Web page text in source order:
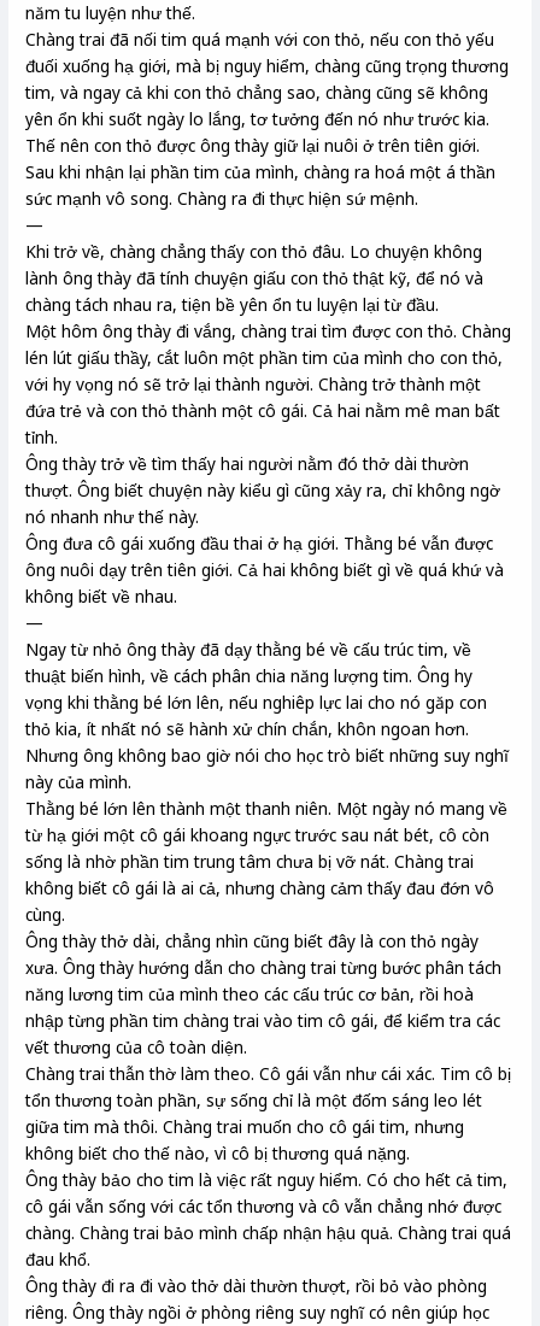
năm tu luyện như thế.
Chàng trai đã nối tim quá mạnh với con thỏ, nếu con thỏ yếu
đuối xuống hạ giới, mà bị nguy hiểm, chàng cũng trọng thương
tim, và ngay cả khi con thỏ chẳng sao, chàng cũng sẽ không
yên ổn khi suốt ngày lo lắng, tơ tưởng đến nó như trước kia.
Thế nên con thỏ được ông thày giữ lại nuôi ở trên tiên giới.
Sau khi nhận lại phần tim của mình, chàng ra hoá một á thần
sức mạnh vô song. Chàng ra đi thực hiện sứ mệnh.
—
Khi trở về, chàng chẳng thấy con thỏ đâu. Lo chuyện không
lành ông thày đã tính chuyện giấu con thỏ thật kỹ, để nó và
chàng tách nhau ra, tiện bề yên ổn tu luyện lại từ đầu.
Một hôm ông thày đi vắng, chàng trai tìm được con thỏ. Chàng
lén lút giấu thầy, cắt luôn một phần tim của mình cho con thỏ,
với hy vọng nó sẽ trở lại thành người. Chàng trở thành một
đứa trẻ và con thỏ thành một cô gái. Cả hai nằm mê man bất
tỉnh.
Ông thày trở về tìm thấy hai người nằm đó thở dài thườn
thượt. Ông biết chuyện này kiểu gì cũng xảy ra, chỉ không ngờ
nó nhanh như thế này.
Ông đưa cô gái xuống đầu thai ở hạ giới. Thằng bé vẫn được
ông nuôi dạy trên tiên giới. Cả hai không biết gì về quá khứ và
không biết về nhau.
—
Ngay từ nhỏ ông thày đã dạy thằng bé về cấu trúc tim, về
thuật biến hình, về cách phân chia năng lượng tim. Ông hy
vọng khi thằng bé lớn lên, nếu nghiêp lực lai cho nó găp con
thỏ kia, ít nhất nó sẽ hành xử chín chắn, khôn ngoan hơn.
Nhưng ông không bao giờ nói cho học trò biết những suy nghĩ
này của mình.
Thằng bé lớn lên thành một thanh niên. Một ngày nó mang về
từ hạ giới một cô gái khoang ngực trước sau nát bét, cô còn
sống là nhờ phần tim trung tâm chưa bị vỡ nát. Chàng trai
không biết cô gái là ai cả, nhưng chàng cảm thấy đau đớn vô
cùng.
Ông thày thở dài, chẳng nhìn cũng biết đây là con thỏ ngày
xưa. Ông thày hướng dẫn cho chàng trai từng bước phân tách
năng lương tim của mình theo các cấu trúc cơ bản, rồi hoà
nhập từng phần tim chàng trai vào tim cô gái, để kiểm tra các
vết thương của cô toàn diện.
Chàng trai thẫn thờ làm theo. Cô gái vẫn như cái xác. Tim cô bị
tổn thương toàn phần, sự sống chỉ là một đốm sáng leo lét
giữa tim mà thôi. Chàng trai muốn cho cô gái tim, nhưng
không biết cho thế nào, vì cô bị thương quá nặng.
Ông thày bảo cho tim là việc rất nguy hiểm. Có cho hết cả tim,
cô gái vẫn sống với các tổn thương và cô vẫn chẳng nhớ được
chàng. Chàng trai bảo mình chấp nhận hậu quả. Chàng trai quá
đau khổ.
Ông thày đi ra đi vào thở dài thườn thượt, rồi bỏ vào phòng
riêng. Ông thày ngồi ở phòng riêng suy nghĩ có nên giúp học